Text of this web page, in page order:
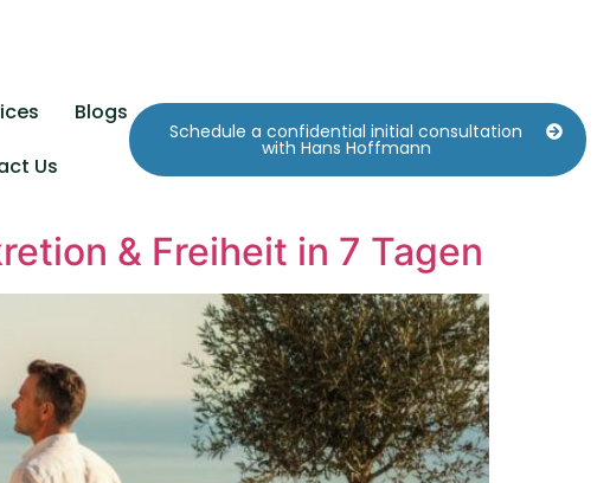
Blogs
Us
Schedule a confidential initial consultation
with Hans Hoffmann
& Freiheit in 7 Tagen